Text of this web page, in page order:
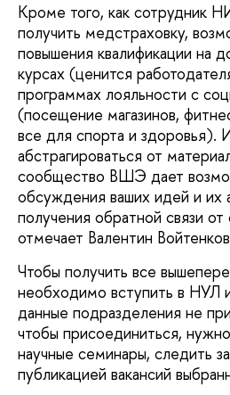
Кроме того, как сотрудник
получить медстраховку,
повышения квалификации на
курсах (ценится
программах лояльности с
(посещение магазинов,
все для спорта и здоровья).
абстрагироваться от
сообщество ВШЭ дает
обсуждения ваших идей и их
получения обратной связи от
отмечает Валентин
Чтобы получить все
необходимо вступить в
данные подразделения не
чтобы присоединиться,
научные семинары, следить
публикацией вакансий